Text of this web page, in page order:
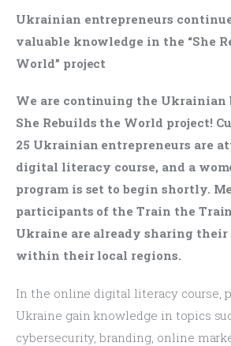
Ukrainian entrepreneurs
valuable knowledge in the “She
World” project
We are continuing the Ukrainian
She Rebuilds the World project!
25 Ukrainian entrepreneurs are
digital literacy course, and a
program is set to begin shortly.
participants of the Train the
Ukraine are already sharing
within their local regions.
In the online digital literacy course,
Ukraine gain knowledge in topics
cybersecurity, branding, online